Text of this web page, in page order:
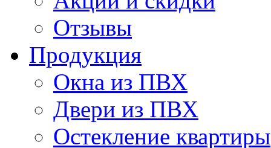
Отзывы
Продукция
Окна из ПВХ
Двери из ПВХ
Остекление квартиры